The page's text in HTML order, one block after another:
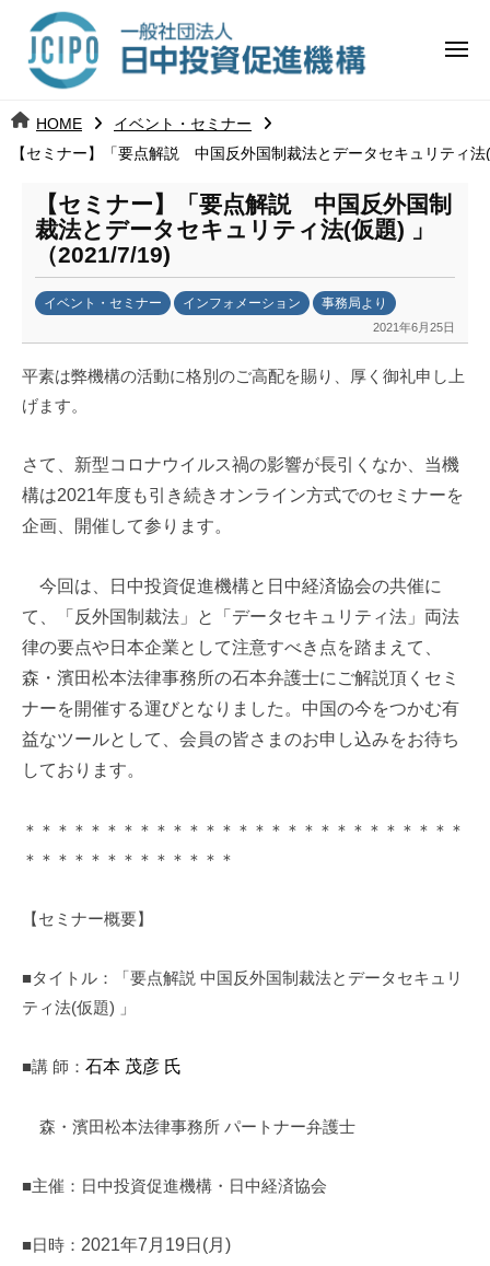
ツ 日
中
投
資
促
進
機
j
c
メ
HOME
イベント・セミナー
【セミナー】「要点解説 中国反外国制裁法とデータセキュリティ
【セミナー】「要点解説 中国反外国制
裁法とデータセキュリティ法(仮題) 」
（2021/7/19)
イベント・セミナー インフォメーション 事務局より
2021年6月25日
k
a
a
u
平素は弊機構の活動に格別のご高配を賜り、厚く御礼申し上
げます。
さて、新型コロナウイルス禍の影響が長引くなか、当機
構は2021年度も引き続きオンライン方式でのセミナーを
企画、開催して参ります。
今回は、日中投資促進機構と日中経済協会の共催に
て、「反外国制裁法」と「データセキュリティ法」両法
律の要点や日本企業として注意すべき点を踏まえて、
森・濱田松本法律事務所の石本弁護士にご解説頂くセミ
ナーを開催する運びとなりました。中国の今をつかむ有
益なツールとして、会員の皆さまのお申し込みをお待ち
しております。
＊＊＊＊＊＊＊＊＊＊＊＊＊＊＊＊＊＊＊＊＊＊＊＊＊＊＊
＊＊＊＊＊＊＊＊＊＊＊＊＊
【セミナー概要】
■タイトル：「要点解説 中国反外国制裁法とデータセキュリ
ティ法(仮題) 」
■講 師： 石本 茂彦 氏
森・濱田松本法律事務所 パートナー弁護士
■主催：日中投資促進機構・日中経済協会
■日時： 2021年7月 19 日 (月 )
日
中
資
進
構